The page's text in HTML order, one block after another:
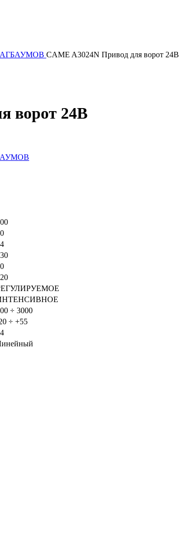
CAME A3024N Привод для ворот 24В
ворот 24В
÷ 3000
÷ +55